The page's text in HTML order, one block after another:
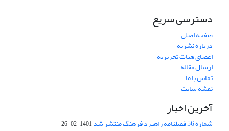
دسترسی سریع
صفحه اصلی
درباره نشریه
اعضای هیات تحریریه
ارسال مقاله
تماس با ما
نقشه سایت
آخرین اخبار
شماره 56 فصلنامه راهبرد فرهنگ منتشر شد 1401-02-26